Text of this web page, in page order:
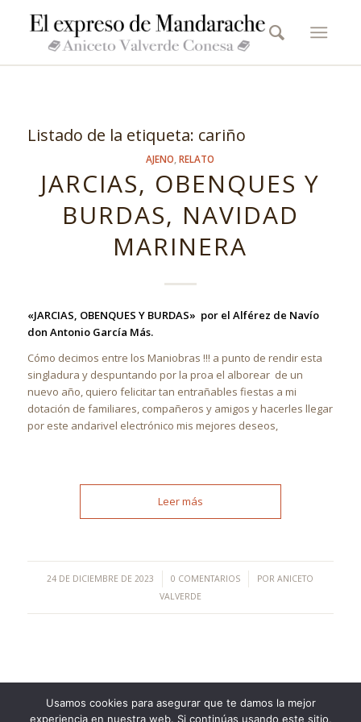
Listado de la etiqueta: cariño
AJENO ,RELATO
JARCIAS, OBENQUES Y
BURDAS, NAVIDAD
MARINERA
«JARCIAS, OBENQUES Y BURDAS» por el Alférez de Navío
don Antonio García Más.
Cómo decimos entre los Maniobras !!! a punto de rendir esta
singladura y despuntando por la proa el alborear de un
nuevo año, quiero felicitar tan entrañables fiestas a mi
dotación de familiares, compañeros y amigos y hacerles llegar
por este andarivel electrónico mis mejores deseos,
Leer más
24 DE DICIEMBRE DE 2023
/ 0 COMENTARIOS
/ PORANICETO
VALVERDE
Usamos cookies para asegurar que te damos la mejor
experiencia en nuestra web. Si continúas usando este sitio,